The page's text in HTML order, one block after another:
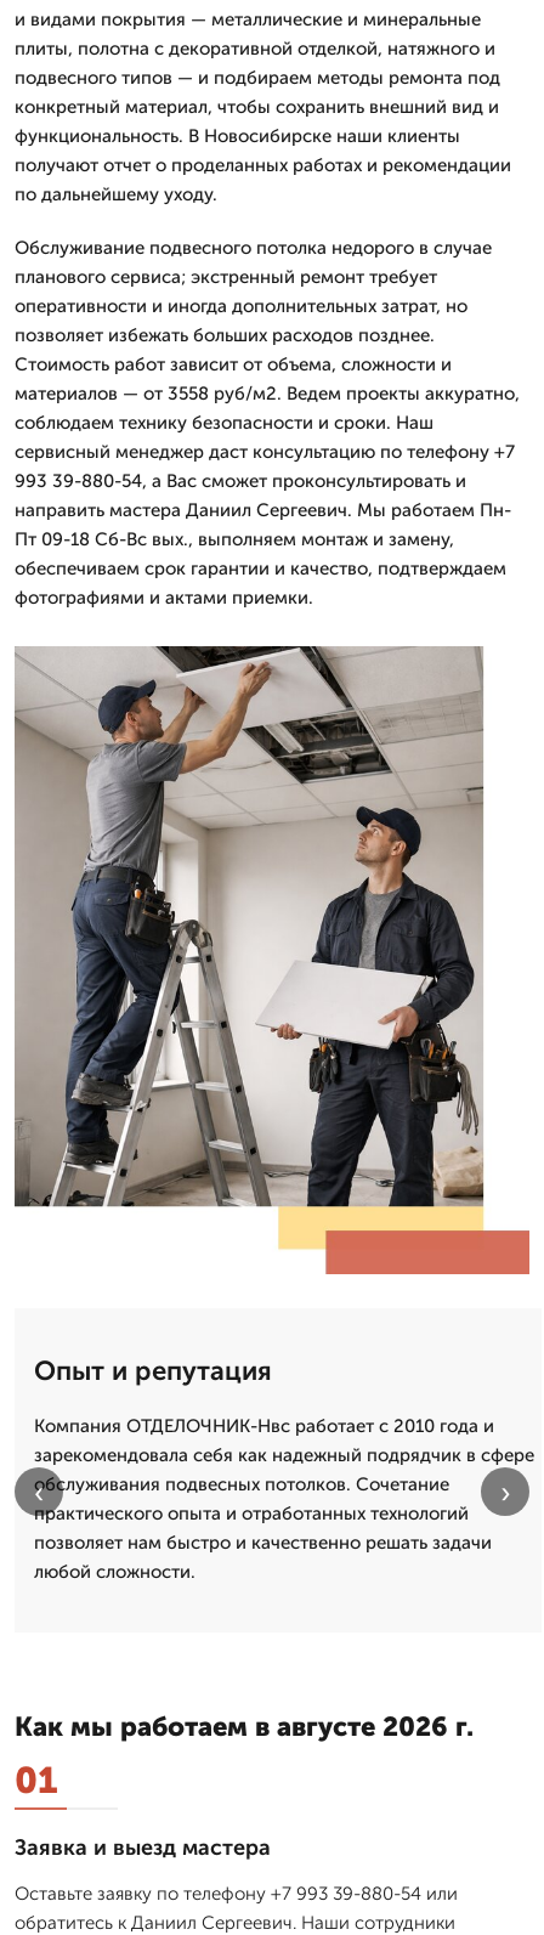
и видами покрытия — металлические и минеральные
плиты, полотна с декоративной отделкой, натяжного и
подвесного типов — и подбираем методы ремонта под
конкретный материал, чтобы сохранить внешний вид и
функциональность. В Новосибирске наши клиенты
получают отчет о проделанных работах и рекомендации
по дальнейшему уходу.
Обслуживание подвесного потолка недорого в случае
планового сервиса; экстренный ремонт требует
оперативности и иногда дополнительных затрат, но
позволяет избежать больших расходов позднее.
Стоимость работ зависит от объема, сложности и
материалов — от 3558 руб/м2. Ведем проекты аккуратно,
соблюдаем технику безопасности и сроки. Наш
сервисный менеджер даст консультацию по телефону +7
993 39-880-54, а Вас сможет проконсультировать и
направить мастера Даниил Сергеевич. Мы работаем Пн-
Пт 09-18 Сб-Вс вых., выполняем монтаж и замену,
обеспечиваем срок гарантии и качество, подтверждаем
фотографиями и актами приемки.
Опыт и репутация
Компания ОТДЕЛОЧНИК-Нвс работает с 2010 года и
зарекомендовала себя как надежный подрядчик в сфере
обслуживания подвесных потолков. Сочетание
практического опыта и отработанных технологий
позволяет нам быстро и качественно решать задачи
любой сложности.
‹ ›
Как мы работаем в августе 2026 г.
01
Заявка и выезд мастера
Оставьте заявку по телефону +7 993 39-880-54 или
обратитесь к Даниил Сергеевич. Наши сотрудники